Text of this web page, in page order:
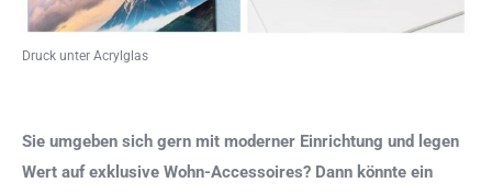
Druck unter Acrylglas
Sie umgeben sich gern mit moderner Einrichtung und legen
Wert auf exklusive Wohn-Accessoires? Dann könnte ein